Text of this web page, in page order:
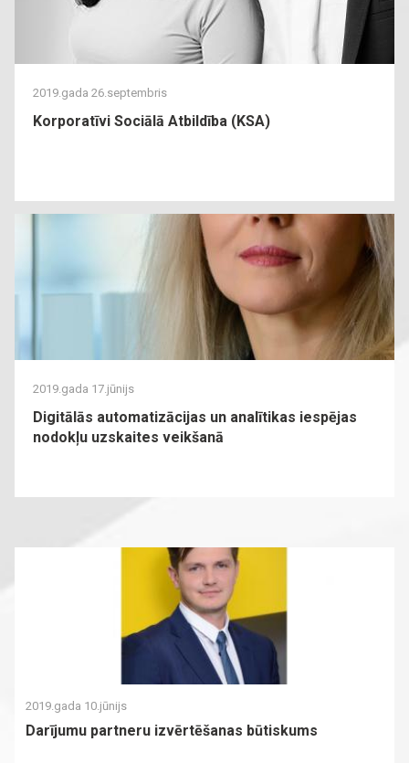
2019.gada 26.septembris
Korporatīvi Sociālā Atbildība (KSA)
2019.gada 17.jūnijs
Digitālās automatizācijas un analītikas iespējas
nodokļu uzskaites veikšanā
2019.gada 10.jūnijs
Darījumu partneru izvērtēšanas būtiskums